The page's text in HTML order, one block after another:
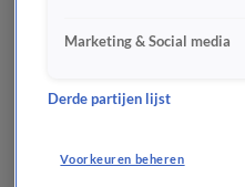
Marketing & Social media
Derde partijen lijst
Voorkeuren beheren